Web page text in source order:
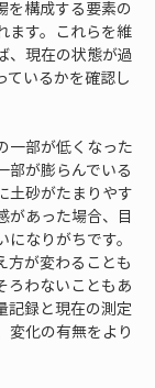
を構成する要素の
ます。これらを維
、現在の状態が過
ているかを確認し
一部が低くなった
部が膨らんでいる
土砂がたまりやす
があった場合、目
なりがちです。
方が変わることも
ろわないこともあ
記録と現在の測定
変化の有無をより